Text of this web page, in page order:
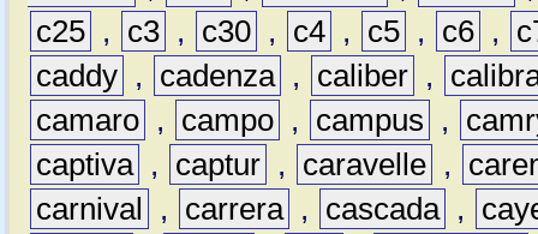
c25 , c3 , c30 , c4 , c5 , c6 ,
caddy , cadenza , caliber ,
camaro , campo , campus ,
captiva , captur , caravelle ,
carnival
, carrera , cascada ,